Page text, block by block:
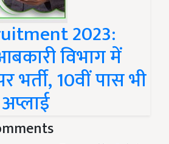
2023:
विभाग में
भर्ती, 10वीं पास भी